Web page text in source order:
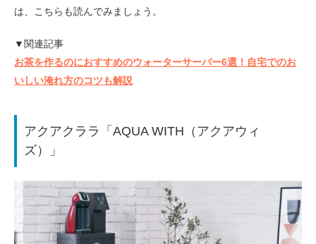
は、こちらも読んでみましょう。
▼関連記事
お茶を作るのにおすすめのウォーターサーバー6選！自宅でのお
いしい淹れ方のコツも解説
アクアクララ「AQUA WITH（アクアウィ
ズ）」